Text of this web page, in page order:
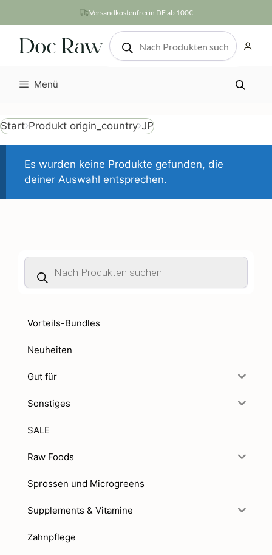
Inhalt
springen
Versandkostenfrei in DE ab 100€
Products
search
Menü
Start Produkt origin_country JP
Es wurden keine Produkte gefunden, die
deiner Auswahl entsprechen.
Products
search
Vorteils-Bundles
Neuheiten
Gut für
Sonstiges
SALE
Raw Foods
Sprossen und Microgreens
Supplements & Vitamine
Zahnpflege